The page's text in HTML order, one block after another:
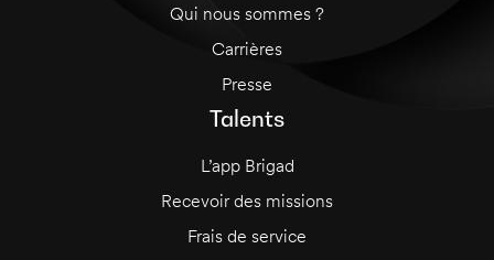
Qui nous sommes ?
Carrières
Presse
Talents
L’app Brigad
Recevoir des missions
Frais de service